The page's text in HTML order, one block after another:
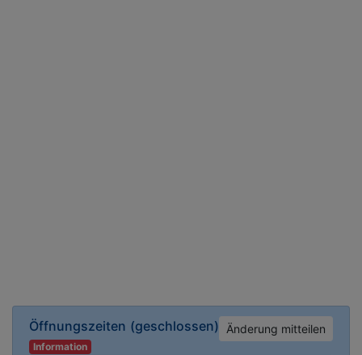
Öffnungszeiten (geschlossen) Änderung mitteilen
Information